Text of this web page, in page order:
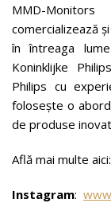
MMD-
comercializează
în întreaga
Koninklijke
Philips cu
folosește o
de produse
Află mai multe aici:
Instagram: